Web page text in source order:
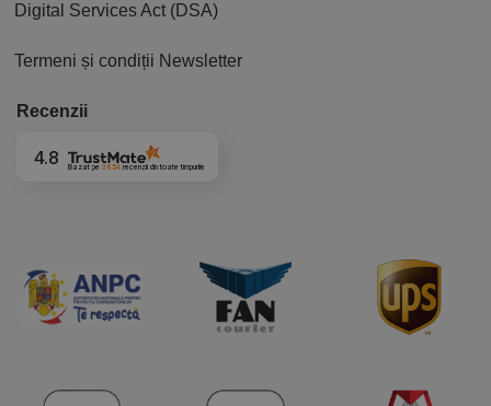
Digital Services Act (DSA)
Termeni și condiții Newsletter
Recenzii
4.8 Bazat pe 3854 recenziidin toate timpurile